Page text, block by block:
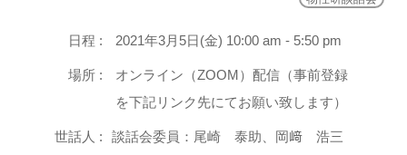
日程 : 2021年3月5日(金) 10:00 am - 5:50 pm
場所 :
オンライン（ZOOM）配信（事前登録
を下記リンク先にてお願い致します）
世話人 :
談話会委員：尾崎 泰助、岡﨑 浩三